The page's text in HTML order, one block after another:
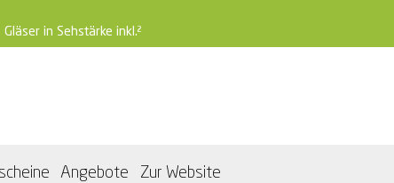
Gläser in Sehstärke inkl.²
Angebote Zur Website